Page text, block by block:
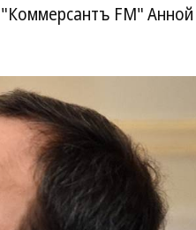
FM" Анной